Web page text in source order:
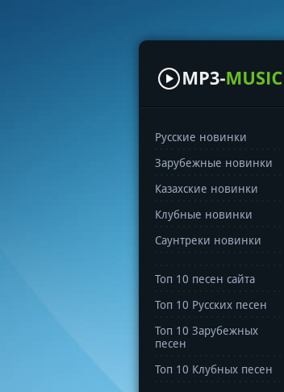
Русские новинки
Зарубежные новинки
Казахские новинки
Клубные новинки
Саунтреки новинки
Топ 10 песен сайта
Топ 10 Русских песен
Топ 10 Зарубежных
песен
Топ 10 Клубных песен